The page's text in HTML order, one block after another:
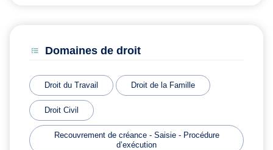
Domaines de droit
Droit du Travail Droit de la Famille
Droit Civil
Recouvrement de créance - Saisie - Procédure
d’exécution